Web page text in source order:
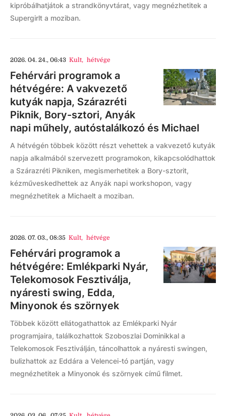
kipróbálhatjátok a strandkönyvtárat, vagy megnézhetitek a
Supergirlt a moziban.
2026. 04. 24., 06:43 Kult, hétvége
Fehérvári programok a
hétvégére: A vakvezető
kutyák napja, Szárazréti
Piknik, Bory-sztori, Anyák
napi műhely, autóstalálkozó és Michael
A hétvégén többek között részt vehettek a vakvezető kutyák
napja alkalmából szervezett programokon, kikapcsolódhattok
a Szárazréti Pikniken, megismerhetitek a Bory-sztorit,
kézműveskedhettek az Anyák napi workshopon, vagy
megnézhetitek a Michaelt a moziban.
2026. 07. 03., 08:35 Kult, hétvége
Fehérvári programok a
hétvégére: Emlékparki Nyár,
Telekomosok Fesztiválja,
nyáresti swing, Edda,
Minyonok és szörnyek
Többek között ellátogathattok az Emlékparki Nyár
programjaira, találkozhattok Szoboszlai Dominikkal a
Telekomosok Fesztiválján, táncolhattok a nyáresti swingen,
bulizhattok az Eddára a Velencei-tó partján, vagy
megnézhetitek a Minyonok és szörnyek című filmet.